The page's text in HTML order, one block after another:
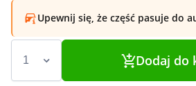
Upewnij się, że część pasuje do
Dodaj do